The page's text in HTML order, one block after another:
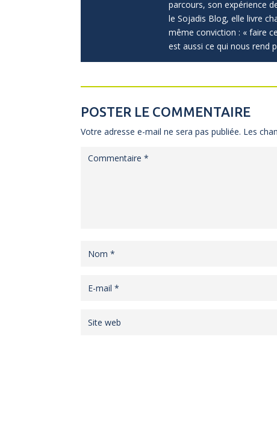
parcours, son expérience
le Sojadis Blog, elle livre
même conviction : « faire
est aussi ce qui nous rend
POSTER LE COMMENTAIRE
Votre adresse e-mail ne sera pas publiée. Les